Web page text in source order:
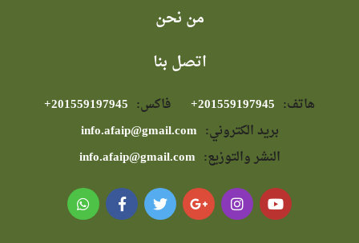
من نحن
اتصل بنا
هاتف: فاكس:
بريد الكتروني: info.afaip@gmail.com
النشر والتوزيع: info.afaip@gmail.com